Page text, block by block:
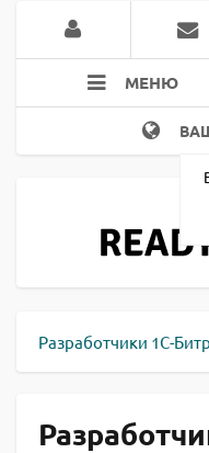
МЕНЮ
Разработчики 1С-